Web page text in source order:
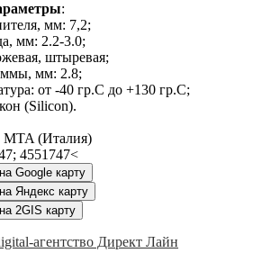
:
мм: 7,2;
мм: 2.2-3.0;
штыревая;
мм: 2.8;
от -40 гр.C до +130 гр.C;
(Silicon).
MTA (Италия)
4551747<
Google карту
Яндекс карту
2GIS карту
агентство Директ Лайн